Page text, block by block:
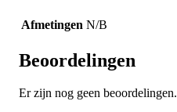
Afmetingen N/B
Beoordelingen
Er zijn nog geen beoordelingen.